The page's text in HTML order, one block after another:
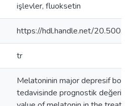
işlevler, fluoksetin
https://hdl.handle.net/
tr
Melatoninin major depresif
tedavisinde prognostik değeri /